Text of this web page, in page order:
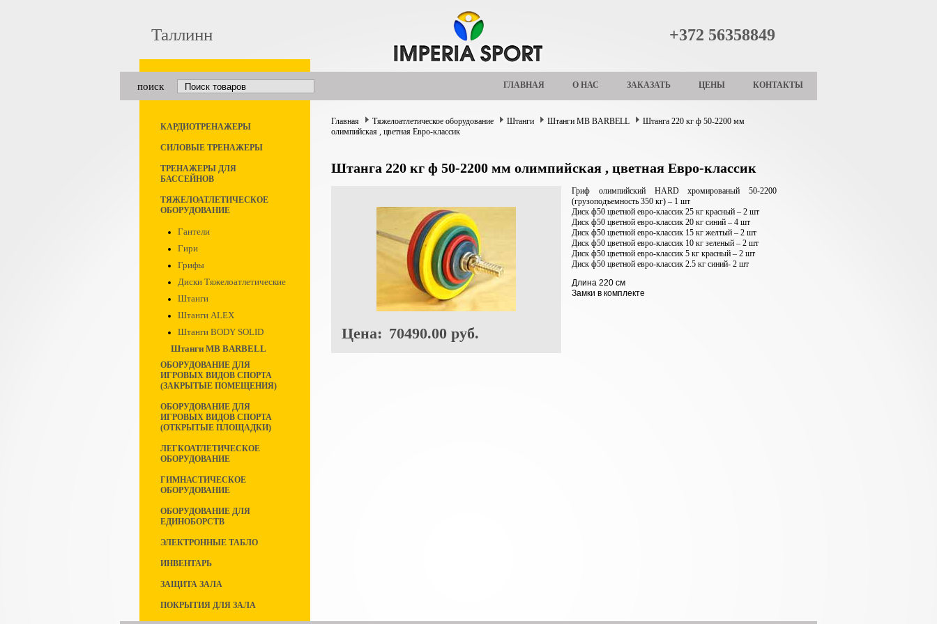
Таллинн +372 56358849
поиск ГЛАВНАЯ О НАС ЗАКАЗАТЬ ЦЕНЫ КОНТАКТЫ
КАРДИОТРЕНАЖЕРЫ
СИЛОВЫЕ ТРЕНАЖЕРЫ
ТРЕНАЖЕРЫ ДЛЯ
БАССЕЙНОВ
ТЯЖЕЛОАТЛЕТИЧЕСКОЕ
ОБОРУДОВАНИЕ
Гантели
Гири
Грифы
Диски Тяжелоатлетические
Штанги
Штанги ALEX
Штанги BODY SOLID
Штанги MB BARBELL
ОБОРУДОВАНИЕ ДЛЯ
ИГРОВЫХ ВИДОВ СПОРТА
(ЗАКРЫТЫЕ ПОМЕЩЕНИЯ)
ОБОРУДОВАНИЕ ДЛЯ
ИГРОВЫХ ВИДОВ СПОРТА
(ОТКРЫТЫЕ ПЛОЩАДКИ)
ЛЕГКОАТЛЕТИЧЕСКОЕ
ОБОРУДОВАНИЕ
ГИМНАСТИЧЕСКОЕ
ОБОРУДОВАНИЕ
ОБОРУДОВАНИЕ ДЛЯ
ЕДИНОБОРСТВ
ЭЛЕКТРОННЫЕ ТАБЛО
ИНВЕНТАРЬ
ЗАЩИТА ЗАЛА
ПОКРЫТИЯ ДЛЯ ЗАЛА
Главная Тяжелоатлетическое оборудование Штанги Штанги MB BARBELL
Штанга 220 кг ф 50-2200 мм
олимпийская , цветная Евро-классик
Штанга 220 кг ф 50-2200 мм олимпийская , цветная Евро-классик
Цена: 70490.00 руб.
Гриф олимпийский HARD хромированый 50-2200
(грузоподъемность 350 кг) – 1 шт
Диск ф50 цветной евро-классик 25 кг красный – 2 шт
Диск ф50 цветной евро-классик 20 кг синий – 4 шт
Диск ф50 цветной евро-классик 15 кг желтый – 2 шт
Диск ф50 цветной евро-классик 10 кг зеленый – 2 шт
Диск ф50 цветной евро-классик 5 кг красный – 2 шт
Диск ф50 цветной евро-классик 2.5 кг синий- 2 шт
Длина 220 см
Замки в комплекте